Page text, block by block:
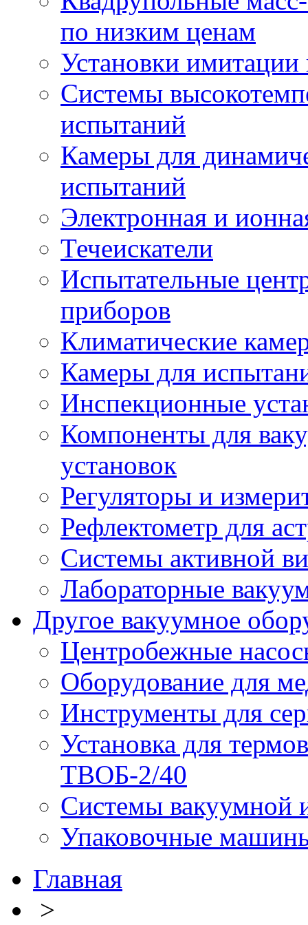
по низким ценам
Установки имитации
Системы
испытаний
Камеры для
испытаний
Электронная и
Течеискатели
Испытательные
приборов
Климатические
Камеры для
Инспекционные
Компоненты для
установок
Регуляторы и
Рефлектометр для
Системы активной
Лабораторные
Другое вакуумное
Центробежные
Оборудование для
Инструменты для
Установка для
ТВОБ-2/40
Системы вакуумной
Упаковочные
Главная
>